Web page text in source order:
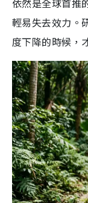
依然是全球首推
輕易失去效力。
度下降的時候，